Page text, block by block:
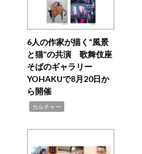
6人の作家が描く“風景
と猫”の共演 歌舞伎座
そばのギャラリー
YOHAKUで8月20日か
ら開催
カルチャー